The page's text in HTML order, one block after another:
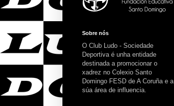
Sobre nós
O Club Ludo - Sociedade
Deportiva é unha entidade
destinada a promocionar o
xadrez no Colexio Santo
Domingo FESD de A Coruña e a
súa área de influencia.